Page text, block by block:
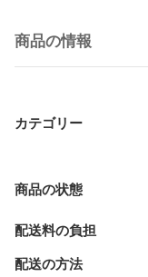
商品の情報
カテゴリー
商品の状態
配送料の負担
配送の方法